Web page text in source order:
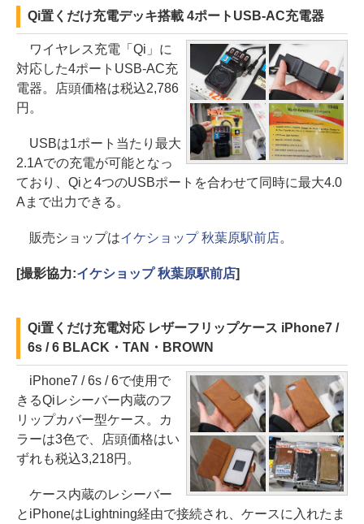
Qi置くだけ充電デッキ搭載 4ポートUSB-AC充電器
ワイヤレス充電「Qi」に
対応した4ポートUSB-AC充
電器。店頭価格は税込2,786
円。
USBは1ポート当たり最大
2.1Aでの充電が可能となっ
ており、Qiと4つのUSBポートを合わせて同時に最大4.0
Aまで出力できる。
販売ショップはイケショップ 秋葉原駅前店。
[撮影協力:イケショップ 秋葉原駅前店]
Qi置くだけ充電対応 レザーフリップケース iPhone7 /
6s / 6 BLACK・TAN・BROWN
iPhone7 / 6s / 6で使用で
きるQiレシーバー内蔵のフ
リップカバー型ケース。カ
ラーは3色で、店頭価格はい
ずれも税込3,218円。
ケース内蔵のレシーバー
とiPhoneはLightning経由で接続され、ケースに入れたま